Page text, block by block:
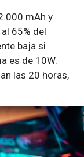
mAh y
al 65% del
baja si
es de 10W.
las 20 horas,